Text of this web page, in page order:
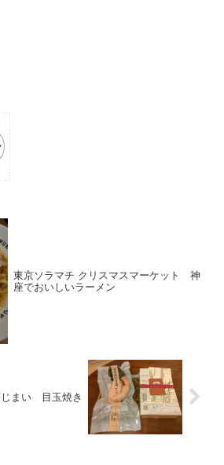
東京ソラマチ クリスマスマーケット 神
座でおいしいラーメン
じまい 目玉焼き